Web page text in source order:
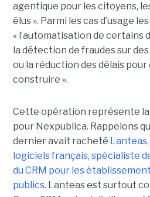
agentique pour les citoyens,
élus ». Parmi les cas d’usage
« l’automatisation de certains
la détection de fraudes sur
ou la réduction des délais
construire ».
Cette opération représente
pour Nexpublica. Rappelons
dernier avait racheté
logiciels français, spécialiste
du CRM pour les
publics. Lanteas est surtout